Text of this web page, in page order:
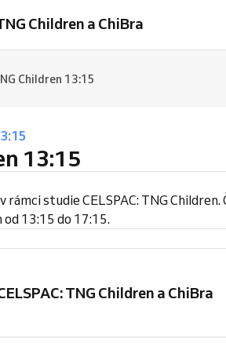
Children a ChiBra
Children 13:15
13:15
rámci studie CELSPAC: TNG Children.
13:15 do 17:15.
TNG Children a ChiBra